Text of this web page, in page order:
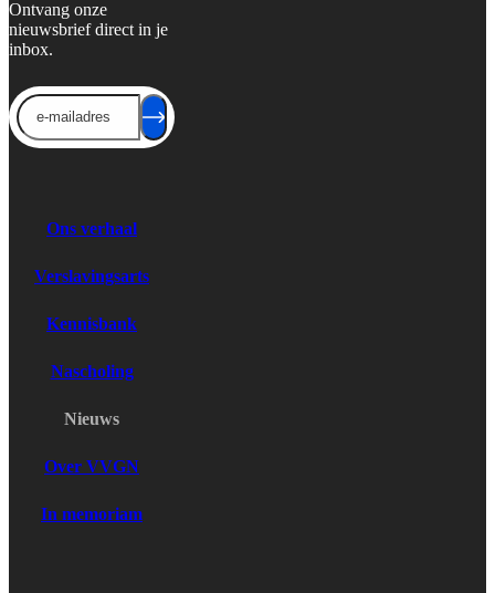
Ontvang onze
nieuwsbrief direct in je
inbox.
Ons verhaal
Verslavingsarts
Kennisbank
Nascholing
Nieuws
Over VVGN
In memoriam